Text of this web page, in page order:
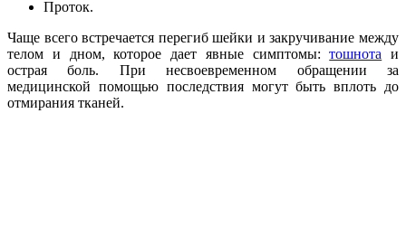
Проток.
Чаще всего встречается перегиб шейки и закручивание между
телом и дном, которое дает явные симптомы:тошнота и
острая боль. При несвоевременном обращении за
медицинской помощью последствия могут быть вплоть до
отмирания тканей.